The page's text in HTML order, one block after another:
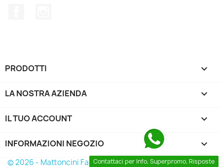
PRODOTTI 
LA NOSTRA AZIENDA 
IL TUO ACCOUNT 
INFORMAZIONI NEGOZIO keyboard_arrow_down
Contattaci per Info, Superpromo, Risposte
© 2026 - Mattoncini Famosi